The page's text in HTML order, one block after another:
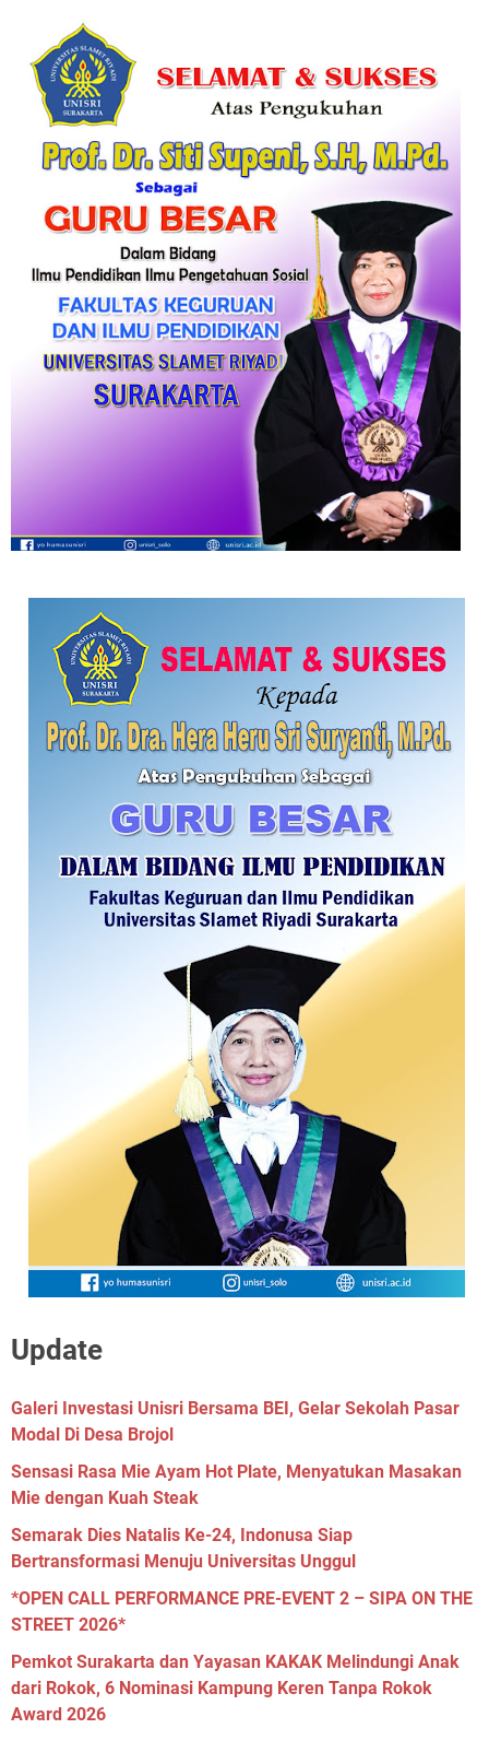
Update
Galeri Investasi Unisri Bersama BEI, Gelar Sekolah Pasar
Modal Di Desa Brojol
Sensasi Rasa Mie Ayam Hot Plate, Menyatukan Masakan
Mie dengan Kuah Steak
Semarak Dies Natalis Ke-24, Indonusa Siap
Bertransformasi Menuju Universitas Unggul
*OPEN CALL PERFORMANCE PRE-EVENT 2 – SIPA ON THE
STREET 2026*
Pemkot Surakarta dan Yayasan KAKAK Melindungi Anak
dari Rokok, 6 Nominasi Kampung Keren Tanpa Rokok
Award 2026